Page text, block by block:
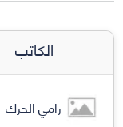
الكاتب
رامي الحرك